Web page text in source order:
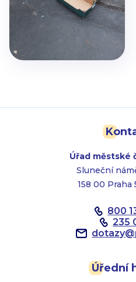
Úřad městské
Sluneční
158 00 Praha
800
235
dotazy@
Úřední